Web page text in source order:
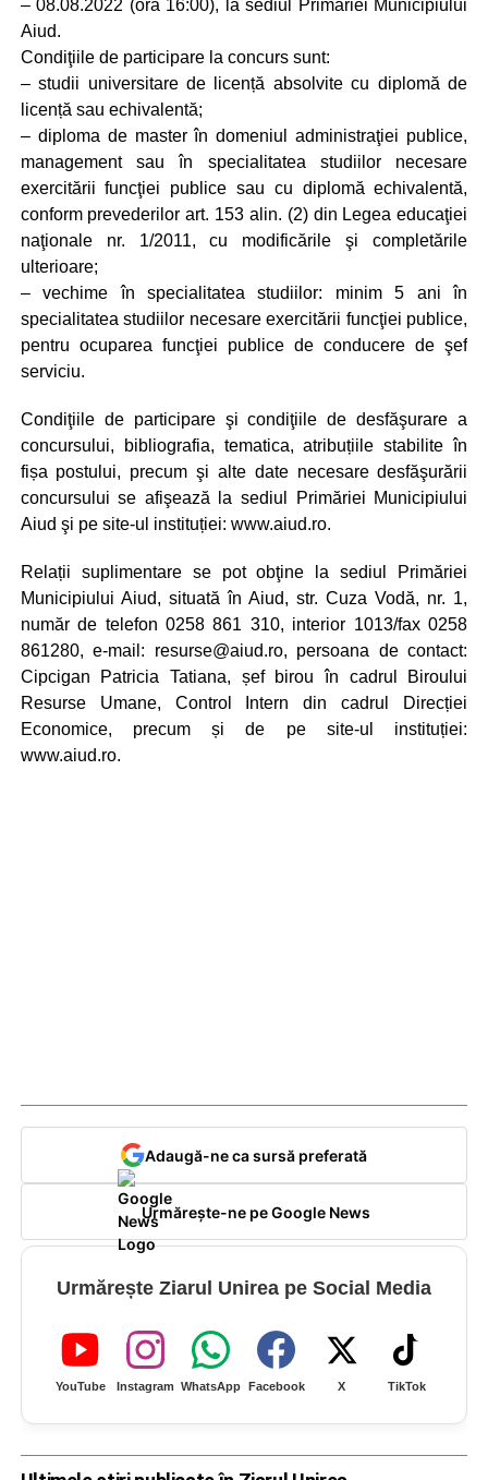
– 08.08.2022 (ora 16:00), la sediul Primăriei Municipiului
Aiud.
Condiţiile de participare la concurs sunt:
– studii universitare de licență absolvite cu diplomă de
licență sau echivalentă;
– diploma de master în domeniul administraţiei publice,
management sau în specialitatea studiilor necesare
exercitării funcţiei publice sau cu diplomă echivalentă,
conform prevederilor art. 153 alin. (2) din Legea educaţiei
naţionale nr. 1/2011, cu modificările şi completările
ulterioare;
– vechime în specialitatea studiilor: minim 5 ani în
specialitatea studiilor necesare exercitării funcţiei publice,
pentru ocuparea funcţiei publice de conducere de şef
serviciu.
Condiţiile de participare şi condiţiile de desfăşurare a
concursului, bibliografia, tematica, atribuțiile stabilite în
fișa postului, precum şi alte date necesare desfăşurării
concursului se afişează la sediul Primăriei Municipiului
Aiud şi pe site-ul instituției: www.aiud.ro.
Relații suplimentare se pot obţine la sediul Primăriei
Municipiului Aiud, situată în Aiud, str. Cuza Vodă, nr. 1,
număr de telefon 0258 861 310, interior 1013/fax 0258
861280, e-mail: resurse@aiud.ro, persoana de contact:
Cipcigan Patricia Tatiana, șef birou în cadrul Biroului
Resurse Umane, Control Intern din cadrul Direcției
Economice, precum și de pe site-ul instituției:
www.aiud.ro.
Adaugă-ne ca sursă preferată
Urmărește-ne pe Google News
Urmărește Ziarul Unirea pe Social Media
YouTube Instagram WhatsApp Facebook X TikTok